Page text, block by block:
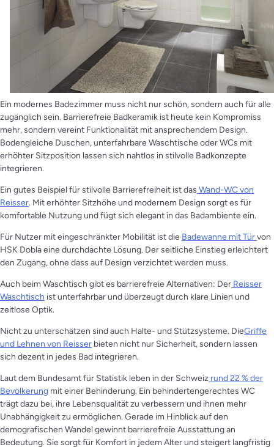
Ein modernes Badezimmer muss nicht nur schön, sondern auch für alle
zugänglich sein. Barrierefreie Badkeramik ist heute kein Kompromiss
mehr, sondern vereint Funktionalität mit ansprechendem Design.
Bodengleiche Duschen, unterfahrbare Waschtische oder WCs mit
erhöhter Sitzposition lassen sich nahtlos in stilvolle Badkonzepte
integrieren.
Ein gutes Beispiel für stilvolle Barrierefreiheit ist das Wand-WC von
Reisser. Mit erhöhter Sitzhöhe und modernem Design sorgt es für
komfortable Nutzung und fügt sich elegant in das Badambiente ein.
Für Nutzer mit eingeschränkter Mobilität ist die Badewanne mit Türvon
HSK Dobla eine durchdachte Lösung. Der seitliche Einstieg erleichtert
den Zugang, ohne dass auf Design verzichtet werden muss.
Auch beim Waschtisch gibt es barrierefreie Alternativen: Der Reisser
Waschtisch ist unterfahrbar und überzeugt durch klare Linien und
zeitlose Optik.
Nicht zu unterschätzen sind auch Halte- und Stützsysteme. DieGriffe
und Lehnen von Reisser bieten nicht nur Sicherheit, sondern lassen
sich dezent in jedes Bad integrieren.
Laut dem Bundesamt für Statistik leben in der Schweiz rund 22 % der
Bevölkerung mit einer Behinderung. Ein behindertengerechtes WC
trägt dazu bei, ihre Lebensqualität zu verbessern und ihnen mehr
Unabhängigkeit zu ermöglichen. Gerade im Hinblick auf den
demografischen Wandel gewinnt barrierefreie Ausstattung an
Bedeutung. Sie sorgt für Komfort in jedem Alter und steigert langfristig